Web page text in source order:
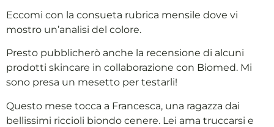
Eccomi con la consueta rubrica mensile dove vi
mostro un’analisi del colore.
Presto pubblicherò anche la recensione di alcuni
prodotti skincare in collaborazione con Biomed. Mi
sono presa un mesetto per testarli!
Questo mese tocca a Francesca, una ragazza dai
bellissimi riccioli biondo cenere. Lei ama truccarsi e